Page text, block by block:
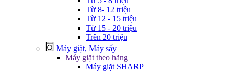
Từ 8- 12 triệu
Từ 12 - 15 triệu
Từ 15 - 20 triệu
Trên 20 triệu
Máy giặt, Máy sấy
Máy giặt theo hãng
Máy giặt SHARP